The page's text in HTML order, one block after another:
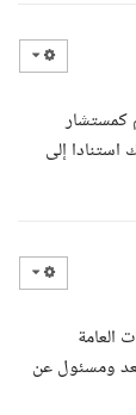
كمستشار
إلى
بالحسابات العامة
عن بعد ومسئول عن